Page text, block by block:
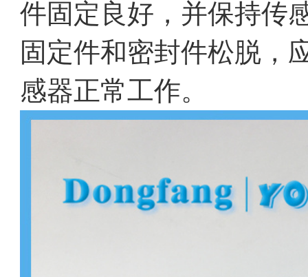
件固定良好，并保持传
固定件和密封件松脱，
感器正常工作。